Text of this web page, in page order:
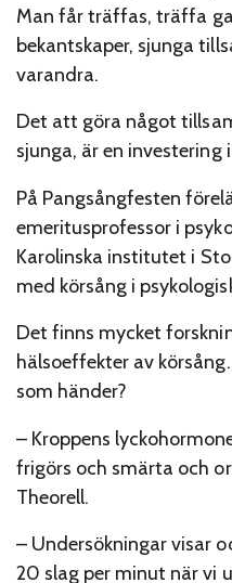
Man får träffas, träffa
bekantskaper, sjunga
varandra.
Det att göra något
sjunga, är en investering
På Pangsångfesten
emeritusprofessor i
Karolinska institutet i
med körsång i
Det finns mycket
hälsoeffekter av
som händer?
– Kroppens
frigörs och smärta och
Theorell.
– Undersökningar visar
20 slag per minut när vi